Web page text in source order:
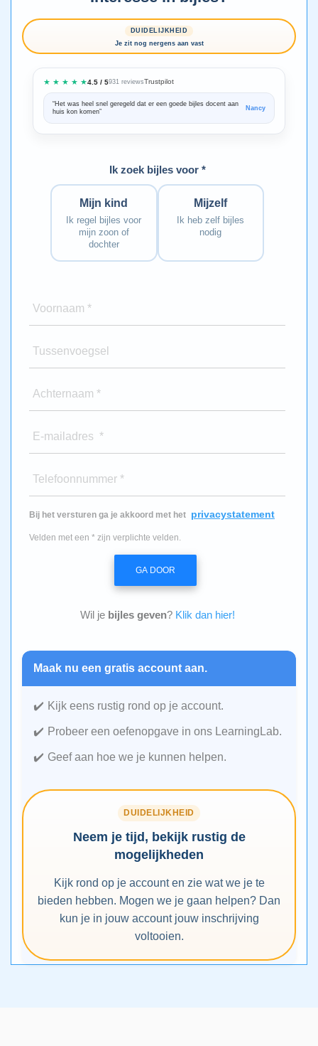
DUIDELIJKHEID
Je zit nog nergens aan vast
★ ★ ★ ★ ★4.5 / 5931 reviewsTrustpilot
“Het was heel snel geregeld dat er een goede bijles docent aan
huis kon komen”
Nancy
Ik zoek bijles voor *
Mijn kind
Ik regel bijles voor
mijn zoon of
dochter
Mijzelf
Ik heb zelf bijles
nodig
Voornaam *
Tussenvoegsel
Achternaam *
E-mailadres *
Telefoonnummer *
Bij het versturen ga je akkoord met het privacystatement
Velden met een * zijn verplichte velden.
GA DOOR
Wil je bijles geven? Klik dan hier!
Maak nu een gratis account aan.
Kijk eens rustig rond op je account.
Probeer een oefenopgave in ons LearningLab.
Geef aan hoe we je kunnen helpen.
DUIDELIJKHEID
Neem je tijd, bekijk rustig de
mogelijkheden
Kijk rond op je account en zie wat we je te
bieden hebben. Mogen we je gaan helpen? Dan
kun je in jouw account jouw inschrijving
voltooien.